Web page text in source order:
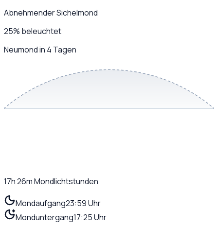
Abnehmender Sichelmond
25% beleuchtet
Neumond in 4 Tagen
17h 26mMondlichtstunden
Mondaufgang23:59 Uhr
Monduntergang17:25 Uhr